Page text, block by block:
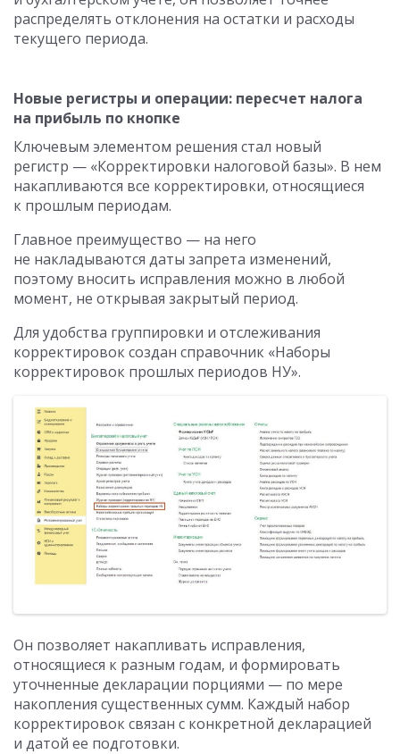
распределять отклонения на остатки и расходы
текущего периода.
Новые регистры и операции: пересчет налога
на прибыль по кнопке
Ключевым элементом решения стал новый
регистр — «Корректировки налоговой базы». В нем
накапливаются все корректировки, относящиеся
к прошлым периодам.
Главное преимущество — на него
не накладываются даты запрета изменений,
поэтому вносить исправления можно в любой
момент, не открывая закрытый период.
Для удобства группировки и отслеживания
корректировок создан справочник «Наборы
корректировок прошлых периодов НУ».
Он позволяет накапливать исправления,
относящиеся к разным годам, и формировать
уточненные декларации порциями — по мере
накопления существенных сумм. Каждый набор
корректировок связан с конкретной декларацией
и датой ее подготовки.